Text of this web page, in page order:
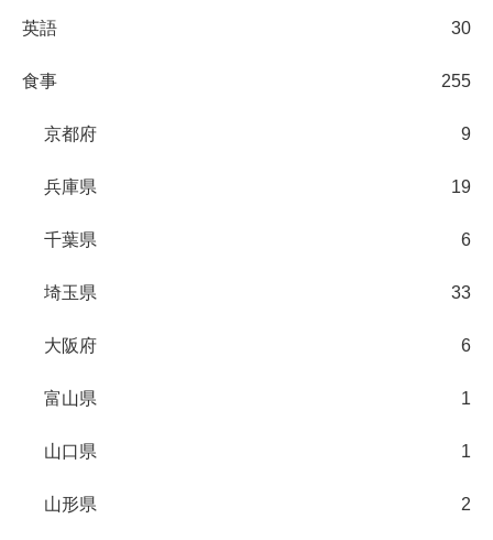
英語 30
食事 255
京都府 9
兵庫県 19
千葉県 6
埼玉県 33
大阪府 6
富山県 1
山口県 1
山形県 2